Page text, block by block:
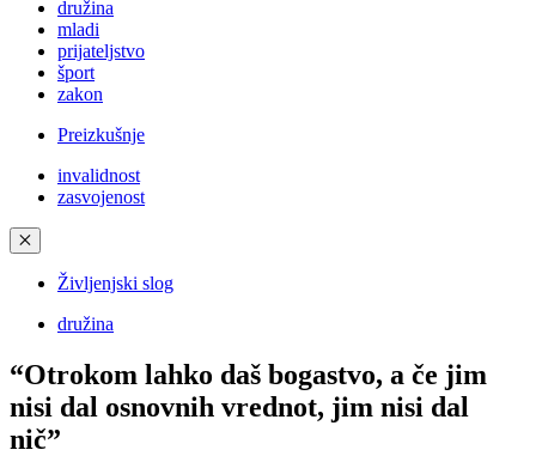
družina
mladi
prijateljstvo
šport
zakon
Preizkušnje
invalidnost
zasvojenost
✕
Življenjski slog
družina
“Otrokom lahko daš bogastvo, a če jim
nisi dal osnovnih vrednot, jim nisi dal
nič”